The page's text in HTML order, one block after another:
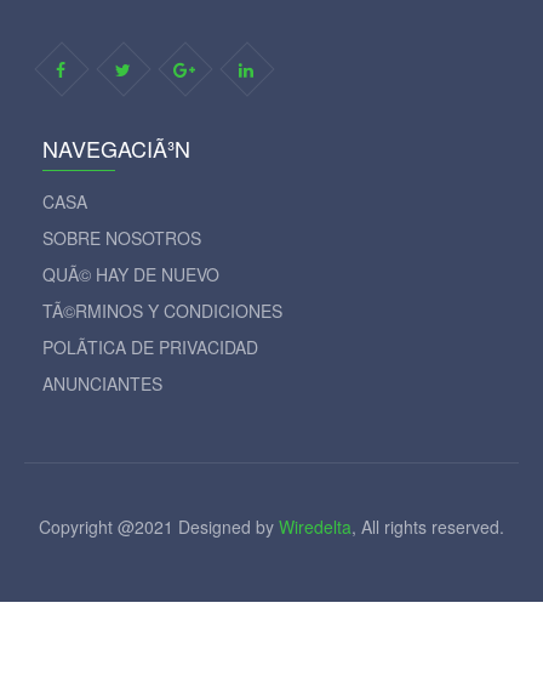
NAVEGACIÃ³N
CASA
SOBRE NOSOTROS
QUÃ© HAY DE NUEVO
TÃ©RMINOS Y CONDICIONES
POLÃ­TICA DE PRIVACIDAD
ANUNCIANTES
Copyright @2021 Designed by Wiredelta, All rights reserved.